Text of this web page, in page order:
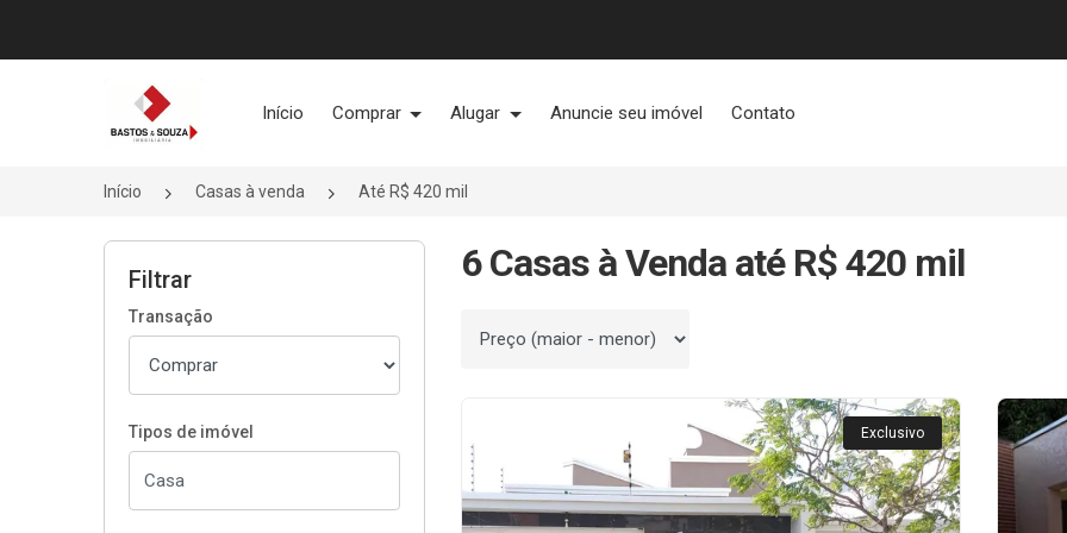
Página inicial
Início Comprar Alugar Anuncie seu imóvel Contato
Início Casas à venda Até R$ 420 mil
Filtrar
Transação
Tipos de imóvel
6 Casas à Venda até R$ 420 mil
Ordenar por
Exclusivo